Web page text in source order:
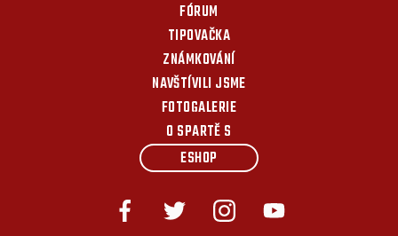
FÓRUM
TIPOVAČKA
ZNÁMKOVÁNÍ
NAVŠTÍVILI JSME
FOTOGALERIE
O SPARTĚ S
ESHOP